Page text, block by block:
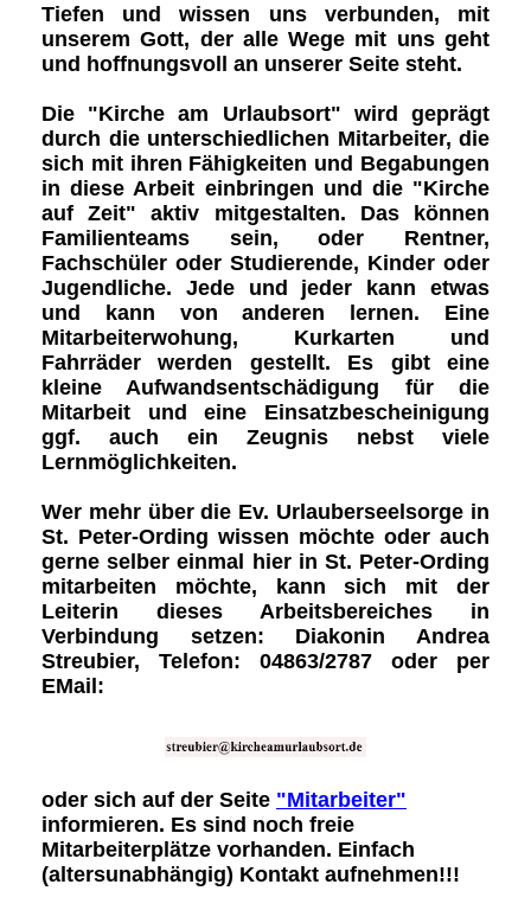
Tiefen und wissen uns verbunden, mit
unserem Gott, der alle Wege mit uns geht
und hoffnungsvoll an unserer Seite steht.
Die "Kirche am Urlaubsort" wird geprägt
durch die unterschiedlichen Mitarbeiter, die
sich mit ihren Fähigkeiten und Begabungen
in diese Arbeit einbringen und die "Kirche
auf Zeit" aktiv mitgestalten. Das können
Familienteams sein,oder Rentner,
Fachschüler oder Studierende, Kinder oder
Jugendliche. Jede und jeder kann etwas
und kann von anderen lernen. Eine
Mitarbeiterwohung, Kurkarten und
Fahrräder werden gestellt. Es gibt eine
kleine Aufwandsentschädigung für die
Mitarbeit und eine Einsatzbescheinigung
ggf. auch ein Zeugnis nebst viele
Lernmöglichkeiten.
Wer mehr über die Ev. Urlauberseelsorge in
St. Peter-Ording wissen möchte oder auch
gerne selber einmal hier in St. Peter-Ording
mitarbeiten möchte, kann sich mit der
Leiterin dieses Arbeitsbereiches in
Verbindung setzen: Diakonin Andrea
Streubier, Telefon: 04863/2787 oder per
EMail:
oder sich auf der Seite "Mitarbeiter"
informieren. Es sind noch freie
Mitarbeiterplätze vorhanden. Einfach
(altersunabhängig) Kontakt aufnehmen!!!